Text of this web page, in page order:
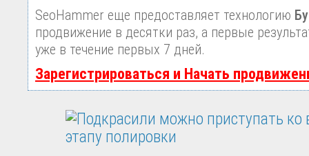
SeoHammer еще предоставляет технологию
продвижение в десятки раз, а первые
уже в течение первых 7 дней.
Зарегистрироваться и Начать